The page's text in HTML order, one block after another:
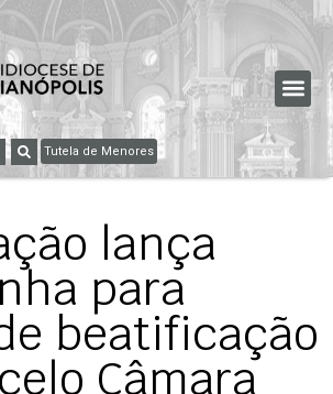
Tutela de Menores
lança
para
beatificação
Câmara